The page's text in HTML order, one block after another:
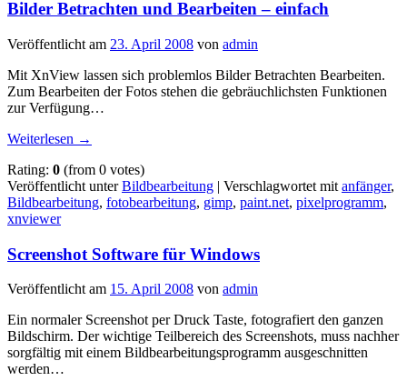
Bilder Betrachten und Bearbeiten – einfach
Veröffentlicht am 23. April 2008 von admin
Mit XnView lassen sich problemlos Bilder Betrachten Bearbeiten.
Zum Bearbeiten der Fotos stehen die gebräuchlichsten Funktionen
zur Verfügung…
Weiterlesen →
Rating: 0 (from 0 votes)
Veröffentlicht unter Bildbearbeitung | Verschlagwortet mit anfänger,
Bildbearbeitung, fotobearbeitung, gimp, paint.net, pixelprogramm,
xnviewer
Screenshot Software für Windows
Veröffentlicht am 15. April 2008 von admin
Ein normaler Screenshot per Druck Taste, fotografiert den ganzen
Bildschirm. Der wichtige Teilbereich des Screenshots, muss nachher
sorgfältig mit einem Bildbearbeitungsprogramm ausgeschnitten
werden…